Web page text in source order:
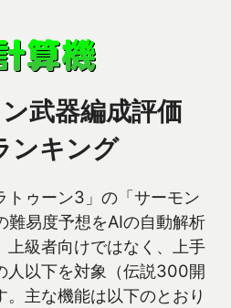
武器編成評価
ンキング
トゥーン3」の「サーモン
難易度予想をAIの自動解析
上級者向けではなく、上手
人以下を対象（伝説300開
主な機能は以下のとおり